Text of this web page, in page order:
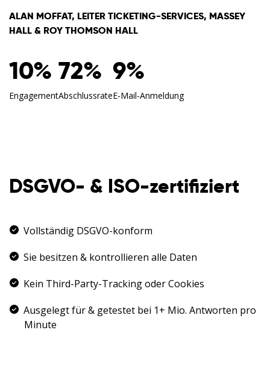
ALAN MOFFAT, LEITER TICKETING-SERVICES, MASSEY
HALL & ROY THOMSON HALL
10%
Engagement
72%
Abschlussrate
9%
E-Mail-Anmeldung
DSGVO- & ISO-zertifiziert
Vollständig DSGVO-konform
Sie besitzen & kontrollieren alle Daten
Kein Third-Party-Tracking oder Cookies
Ausgelegt für & getestet bei 1+ Mio. Antworten pro
Minute